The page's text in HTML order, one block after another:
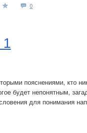
0
1
пояснениями, кто
будет непонятным,
для понимания